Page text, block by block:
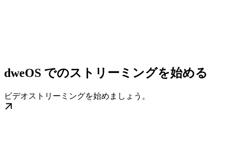
dweOS でのストリーミングを始める
ビデオストリーミングを始めましょう。